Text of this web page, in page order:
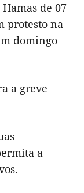
de 07
protesto na
domingo
a greve
a